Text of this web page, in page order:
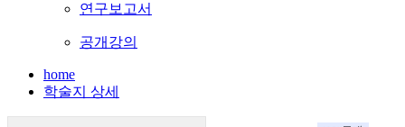
연구보고서
공개강의
home
학술지 상세